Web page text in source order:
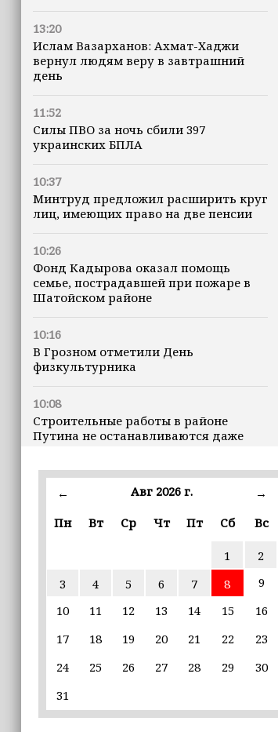
13:20
Ислам Вазарханов: Ахмат-Хаджи
вернул людям веру в завтрашний
день
11:52
Силы ПВО за ночь сбили 397
украинских БПЛА
10:37
Минтруд предложил расширить круг
лиц, имеющих право на две пенсии
10:26
Фонд Кадырова оказал помощь
семье, пострадавшей при пожаре в
Шатойском районе
10:16
В Грозном отметили День
физкультурника
10:08
Строительные работы в районе
Путина не останавливаются даже
марта
В пяти школах столицы обновляют
инфраструктуру по госпрограмме
Силы ПВО сбили 75 БПЛА над
сутки
20:09
← Авг 2026 г.
→
Пн
Вт Ср Чт Пт Сб Вс
1
2
3
4 5 6 7 8
9
10
11 12 13 14 15
16
17
18 19 20 21 22
23
24
25 26 27 28 29
30
31